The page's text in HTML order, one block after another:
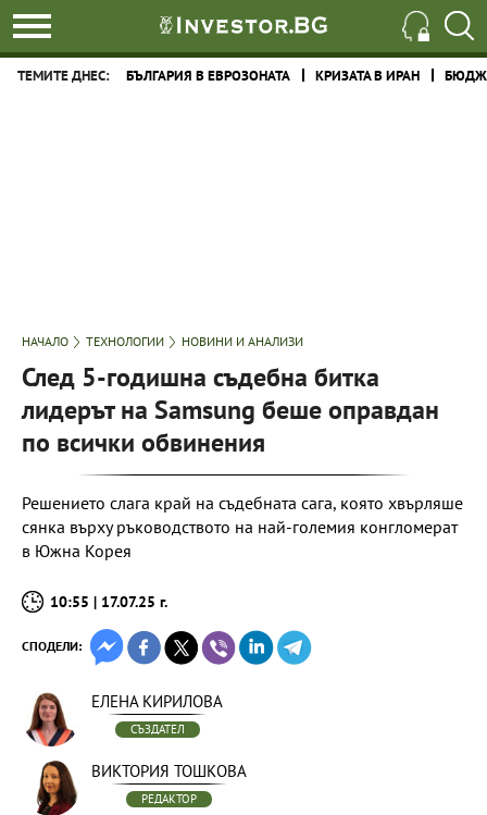
ТЕМИТЕ ДНЕС: БЪЛГАРИЯ В ЕВРОЗОНАТА КРИЗАТА В ИРАН
НАЧАЛО ТЕХНОЛОГИИ НОВИНИ И АНАЛИЗИ
След 5-годишна съдебна битка
лидерът на Samsung беше оправдан
по всички обвинения
Решението слага край на съдебната сага, която хвърляше
сянка върху ръководството на най-големия конгломерат
в Южна Корея
10:55 | 17.07.25 г.
СПОДЕЛИ:
ЕЛЕНА КИРИЛОВА
СЪЗДАТЕЛ
ВИКТОРИЯ ТОШКОВА
РЕДАКТОР